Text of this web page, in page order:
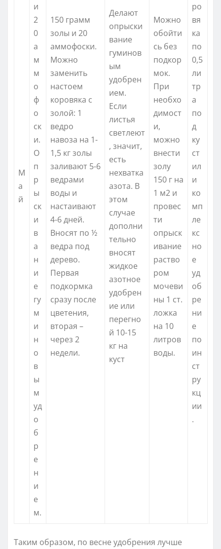
М
а
й
и
2
0
а
м
м
о
ф
о
ск
и.
О
п
р
ы
ск
и
в
а
н
и
е
гу
м
и
н
о
в
ы
м
уд
о
б
р
е
н
и
е
м.
150 грамм
золы и 20
аммофоски.
Можно
заменить
настоем
коровяка с
золой: 1
ведро
навоза на 1-
1,5 кг золы
заливают 5-6
ведрами
воды и
настаивают
4-6 дней.
Вносят по ½
ведра под
дерево.
Первая
подкормка
сразу после
цветения,
вторая –
через 2
недели.
Делают
опрыски
вание
гуминов
ым
удобрен
ием.
Если
листья
светлеют
, значит,
есть
нехватка
азота. В
этом
случае
дополни
тельно
вносят
жидкое
азотное
удобрен
ие или
перегно
й 10-15
кг на
куст
Можно
обойти
сь без
подкор
мок.
При
необхо
димост
и,
можно
внести
золу
150 г на
1 м2 и
провес
ти
опрыск
ивание
раство
ром
мочеви
ны 1 ст.
ложка
на 10
литров
воды.
ро
вя
ка
по
0,5
ли
тр
а
по
д
ку
ст
ил
и
ко
мп
ле
кс
но
е
уд
об
ре
ни
е
по
ин
ст
ру
кц
ии
.
Таким образом, по весне удобрения лучше